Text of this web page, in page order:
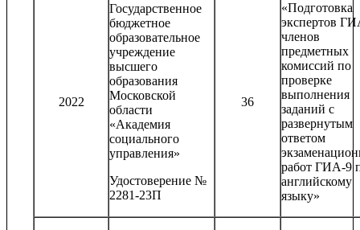
2022
Государственное
бюджетное
образовательное
учреждение
высшего
образования
Московской
области
«Академия
социального
управления»
Удостоверение №
2281-23П
36
«Подготовка
экспертов
членов
предметных
комиссий по
проверке
выполнения
заданий с
развернутым
ответом
работ ГИА-9
английскому
языку»